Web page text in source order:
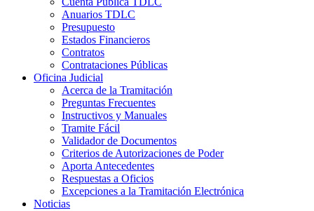
Anuarios TDLC
Presupuesto
Estados Financieros
Contratos
Contrataciones Públicas
Oficina Judicial
Acerca de la Tramitación
Preguntas Frecuentes
Instructivos y Manuales
Tramite Fácil
Validador de Documentos
Criterios de Autorizaciones de Poder
Aporta Antecedentes
Respuestas a Oficios
Excepciones a la Tramitación Electrónica
Noticias